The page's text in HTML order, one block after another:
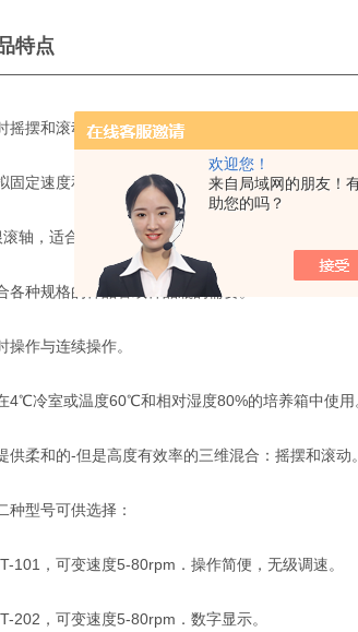
欢迎您！
来自局域网的朋友！
助您的吗？
特点
摇摆和滚动．混合，柔和，不损坏细胞。
固定速度和数字式可变速。
轴，适合各种实验需求。
各种规格的样品管或样品瓶的需要。
操作与连续操作。
4℃冷室或温度60℃和相对湿度80%的培养箱中使用
供柔和的-但是高度有效率的三维混合：摇摆和滚动。
种型号可供选择：
101，可变速度5-80rpm．操作简便，无级调速。
202，可变速度5-80rpm．数字显示。